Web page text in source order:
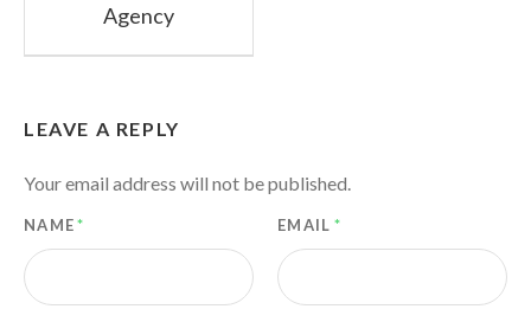
Agency
LEAVE A REPLY
Your email address will not be published.
NAME * EMAIL *